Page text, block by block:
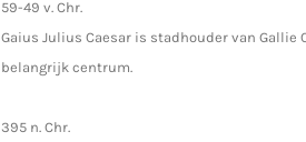
59-49 v. Chr.
Gaius Julius Caesar is stadhouder van
belangrijk centrum.
395 n. Chr.